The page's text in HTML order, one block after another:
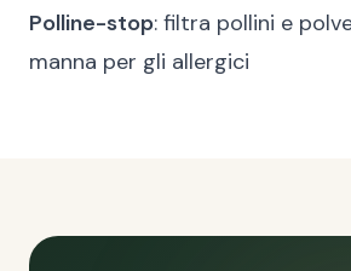
Polline-stop: filtra pollini e
manna per gli allergici